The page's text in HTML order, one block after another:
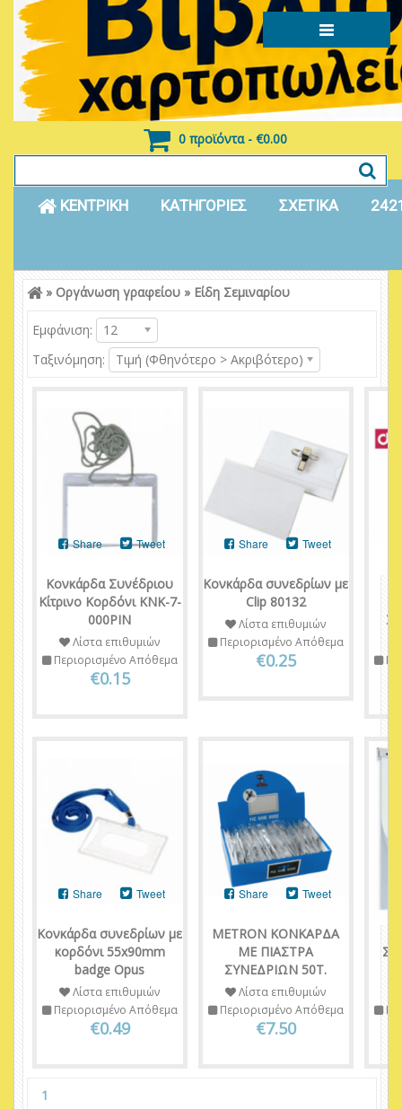
0 προϊόντα - €0.00
ΚΕΝΤΡΙΚΗ ΚΑΤΗΓΟΡΙΕΣ ΣΧΕΤΙΚΑ
Είσοδος Εγγραφή
» Οργάνωση γραφείου» Είδη Σεμιναρίου
Εμφάνιση:
12
Ταξινόμηση:
Τιμή (Φθηνότερο > Ακριβότερο)
Κονκάρδα Συνέδριου
Κίτρινο Κορδόνι ΚΝΚ-7-
000ΡΙΝ
Share Tweet
Λίστα επιθυμιών
Περιορισμένο Απόθεμα
€0.15
Κονκάρδα συνεδρίων με
Clip 80132
Share Tweet
Λίστα επιθυμιών
Περιορισμένο Απόθεμα
€0.25
Κονκάρδα συνεδρίων με
κορδόνι 55x90mm
badge Opus
Share Tweet
Λίστα επιθυμιών
Περιορισμένο Απόθεμα
€0.49
METRON ΚΟΝΚΑΡΔΑ
ΜΕ ΠΙΑΣΤΡΑ
ΣΥΝΕΔΡΙΩΝ 50Τ.
Share Tweet
Λίστα επιθυμιών
Περιορισμένο Απόθεμα
€7.50
1